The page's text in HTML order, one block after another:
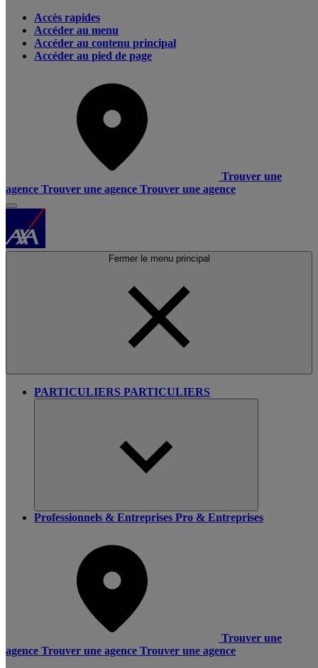
Accès rapides
Accéder au menu
Accéder au contenu principal
Accéder au pied de page
Trouver une
agence Trouver une agence Trouver une agence
Fermer le menu principal
PARTICULIERS PARTICULIERS
Professionnels & Entreprises Pro & Entreprises
Trouver une
agence Trouver une agence Trouver une agence